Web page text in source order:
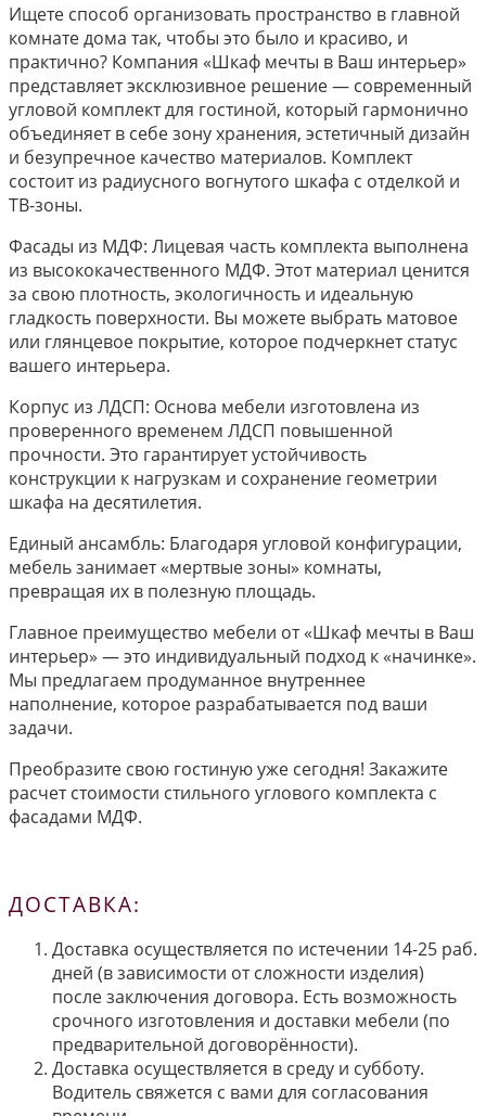
Ищете способ организовать пространство в главной
комнате дома так, чтобы это было и красиво, и
практично? Компания «Шкаф мечты в Ваш интерьер»
представляет эксклюзивное решение — современный
угловой комплект для гостиной, который гармонично
объединяет в себе зону хранения, эстетичный дизайн
и безупречное качество материалов. Комплект
состоит из радиусного вогнутого шкафа с отделкой и
ТВ-зоны.
Фасады из МДФ: Лицевая часть комплекта выполнена
из высококачественного МДФ. Этот материал ценится
за свою плотность, экологичность и идеальную
гладкость поверхности. Вы можете выбрать матовое
или глянцевое покрытие, которое подчеркнет статус
вашего интерьера.
Корпус из ЛДСП: Основа мебели изготовлена из
проверенного временем ЛДСП повышенной
прочности. Это гарантирует устойчивость
конструкции к нагрузкам и сохранение геометрии
шкафа на десятилетия.
Единый ансамбль: Благодаря угловой конфигурации,
мебель занимает «мертвые зоны» комнаты,
превращая их в полезную площадь.
Главное преимущество мебели от «Шкаф мечты в Ваш
интерьер» — это индивидуальный подход к «начинке».
Мы предлагаем продуманное внутреннее
наполнение, которое разрабатывается под ваши
задачи.
Преобразите свою гостиную уже сегодня! Закажите
расчет стоимости стильного углового комплекта с
фасадами МДФ.
ДОСТАВКА:
Доставка осуществляется по истечении 14-25 раб.
дней (в зависимости от сложности изделия)
после заключения договора. Есть возможность
срочного изготовления и доставки мебели (по
предварительной договорённости).
Доставка осуществляется в среду и субботу.
Водитель свяжется с вами для согласования